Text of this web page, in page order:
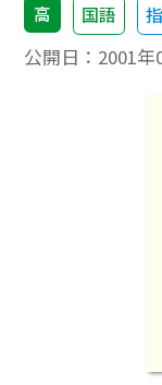
高 国語
公開日： 2001年